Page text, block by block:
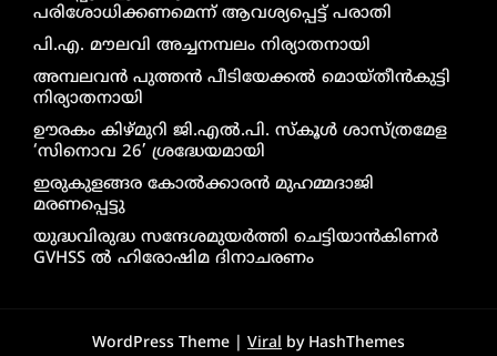
പരിശോധിക്കണമെന്ന് ആവശ്യപ്പെട്ട് പരാതി
പി.എ. മൗലവി അച്ചനമ്പലം നിര്യാതനായി
അമ്പലവൻ പുത്തൻ പീടിയേക്കൽ മൊയ്തീൻകുട്ടി
നിര്യാതനായി
ഊരകം കിഴ്മുറി ജി.എൽ.പി. സ്കൂൾ ശാസ്ത്രമേള
‘സിനൊവ 26’ ശ്രദ്ധേയമായി
ഇരുകുളങ്ങര കോൽക്കാരൻ മുഹമ്മദാജി
മരണപ്പെട്ടു
യുദ്ധവിരുദ്ധ സന്ദേശമുയർത്തി ചെട്ടിയാൻകിണർ
GVHSS ൽ ഹിരോഷിമ ദിനാചരണം
WordPress Theme | Viral by HashThemes